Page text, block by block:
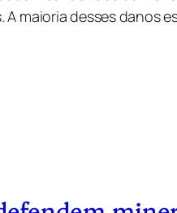
maioria desses danos